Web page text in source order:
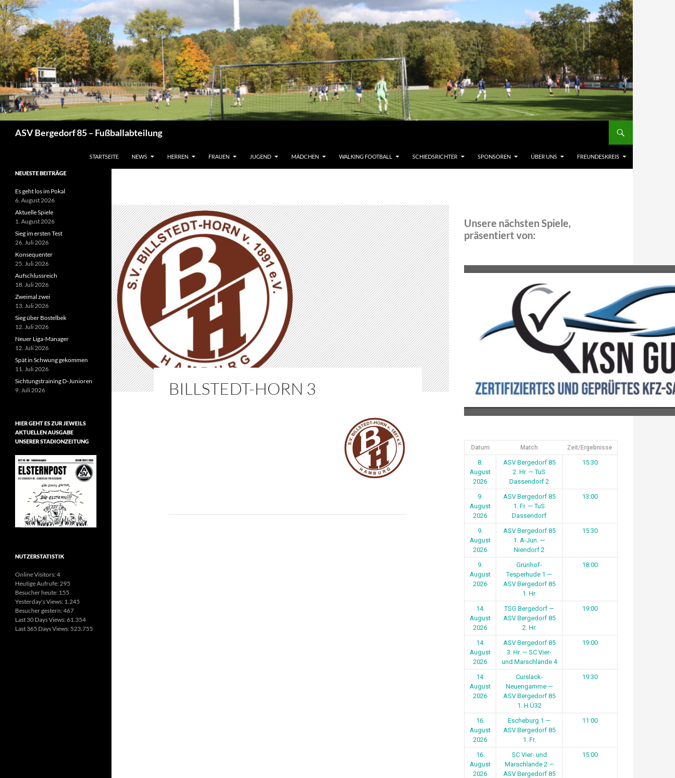
Zum
Inhalt
springen
ASV Bergedorf 85 – Fußballabteilung
STARTSEITE NEWS HERREN FRAUEN JUGEND MÄDCHEN WALKING FOOTBALL SCHIEDSRICHTER SPONSOREN ÜBER UNS FREUNDESKREIS
BILLSTEDT-HORN 3
Unsere nächsten Spiele,
präsentiert von:
Datum Match Zeit/Ergebnisse
8.
August
2026
ASV Bergedorf 85
2. Hr. — TuS
Dassendorf 2
15:30
9.
August
2026
ASV Bergedorf 85
1. Fr. — TuS
Dassendorf
13:00
9.
August
2026
ASV Bergedorf 85
1. A-Jun. —
Niendorf 2
15:30
9.
August
2026
Grünhof-
Tesperhude 1 —
ASV Bergedorf 85
1. Hr.
18:00
14.
August
2026
TSG Bergedorf —
ASV Bergedorf 85
2. Hr.
19:00
14.
August
2026
ASV Bergedorf 85
3. Hr. — SC Vier-
und Marschlande 4
19:00
14.
August
2026
Curslack-
Neuengamme —
ASV Bergedorf 85
1. H Ü32
19:30
16.
August
2026
Escheburg 1 —
ASV Bergedorf 85
1. Fr.
11:00
16.
August
2026
SC Vier- und
Marschlande 2 —
ASV Bergedorf 85
15:00
NEUESTE BEITRÄGE
Es geht los im Pokal
6. August 2026
Aktuelle Spiele
1. August 2026
Sieg im ersten Test
26. Juli 2026
Konsequenter
25. Juli 2026
Aufschlussreich
18. Juli 2026
Zweimal zwei
13. Juli 2026
Sieg über Bostelbek
12. Juli 2026
Neuer Liga-Manager
12. Juli 2026
Spät in Schwung gekommen
11. Juli 2026
Sichtungstraining D-Junioren
9. Juli 2026
HIER GEHT ES ZUR JEWEILS
AKTUELLEN AUSGABE
UNSERER STADIONZEITUNG
NUTZERSTATISTIK
Online Visitors:4
Heutige Aufrufe: 295
Besucher heute: 155
Yesterday's Views: 1.245
Besucher gestern:467
Last 30 Days Views:61.354
Last 365 Days Views: 523.755